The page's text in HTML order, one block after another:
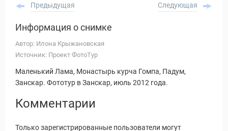
Предыдущая Следующая
Информация о снимке
Автор: Илона Крыжановская
Источник: Проект ФотоТур
Маленький Лама, Монастырь курча Гомпа, Падум,
Занскар. Фототур в Занскар, июль 2012 года.
Комментарии
Только зарегистрированные пользователи могут